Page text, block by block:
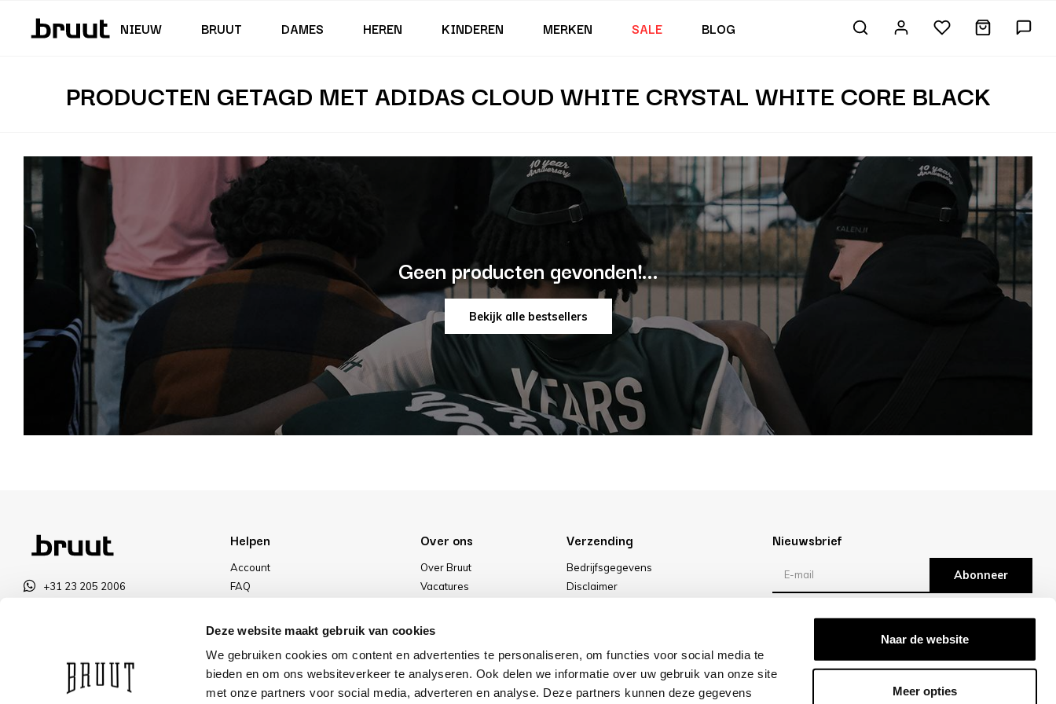
Deze website maakt gebruik van cookies
We gebruiken cookies om content en advertenties te personaliseren, om functies voor social media te
bieden en om ons websiteverkeer te analyseren. Ook delen we informatie over uw gebruik van onze site
met onze partners voor social media, adverteren en analyse. Deze partners kunnen deze gegevens
Naar de website
Meer opties
NIEUW BRUUT
Korte Broeken
DAMES
Rokken & Jurken
HEREN
Zwembroeken
KINDEREN
Junior (122 - 170 CM)
MERKEN SALE BLOG
PRODUCTEN GETAGD MET ADIDAS CLOUD WHITE CRYSTAL WHITE CORE BLACK
Geen producten gevonden!...
Bekijk alle bestsellers
+31 23 205 2006
OPENINGSTIJDEN
Helpen
Account
FAQ
Betalen
Kortingen
Over ons
Over Bruut
Vacatures
Onze winkel
Verzending
Bedrijfsgegevens
Disclaimer
Nieuwsbrief
Abonneer
Reviews
/10 -klantbeoordelingen